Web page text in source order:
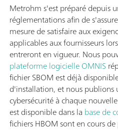
Metrohm s'est préparé depuis
réglementations afin de
mesure de satisfaire aux
applicables aux fournisseurs
entreront en vigueur. Nous
plateforme logicielle OMNIS
fichier SBOM est déjà
d'installation, et nous publions
cybersécurité à chaque
est disponible dans la base de
fichiers HBOM sont en cours